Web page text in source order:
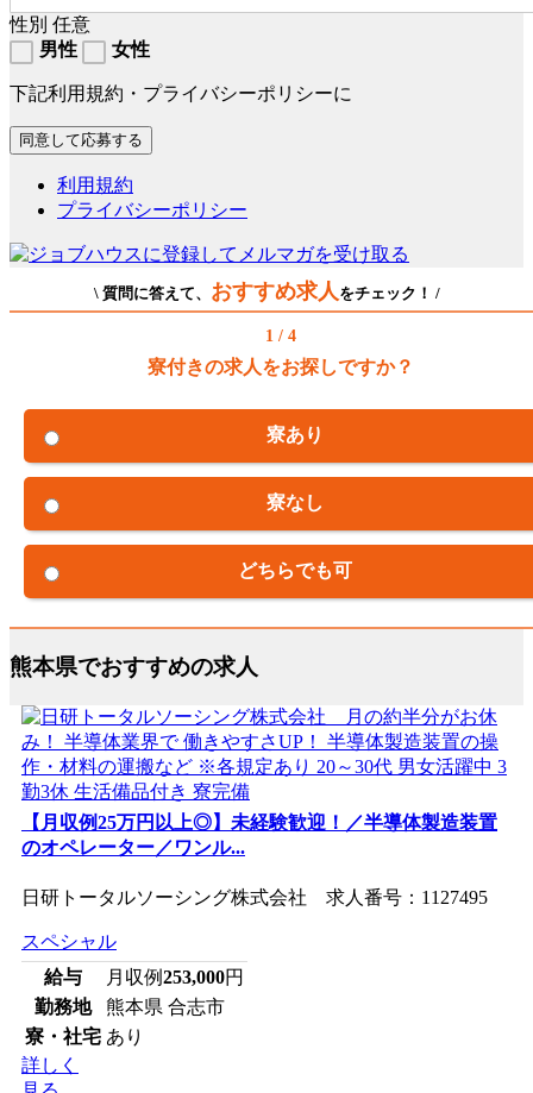
性別 任意
男性
女性
下記利用規約・プライバシーポリシーに
利用規約
プライバシーポリシー
\ 質問に答えて、 おすすめ求人をチェック！ /
1 / 4
寮付きの求人をお探しですか？
寮あり
寮なし
どちらでも可
熊本県でおすすめの求人
【月収例25万円以上◎】未経験歓迎！／半導体製造装置
のオペレーター／ワンル...
日研トータルソーシング株式会社 求人番号：1127495
スペシャル
給与
月収例253,000円
勤務地
熊本県 合志市
寮・社宅 あり
詳しく